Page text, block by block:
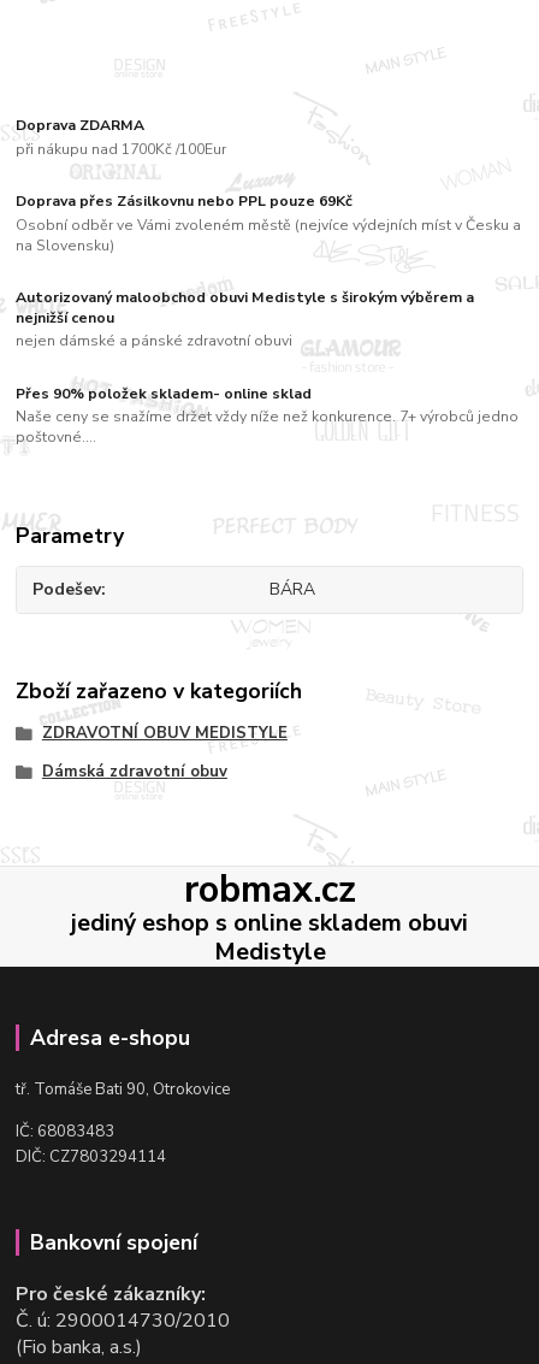
Doprava ZDARMA
při nákupu nad 1700Kč /100Eur
Doprava přes Zásilkovnu nebo PPL pouze 69Kč
Osobní odběr ve Vámi zvoleném městě (nejvíce výdejních míst v Česku a
na Slovensku)
Autorizovaný maloobchod obuvi Medistyle s širokým výběrem a
nejnižší cenou
nejen dámské a pánské zdravotní obuvi
Přes 90% položek skladem- online sklad
Naše ceny se snažíme držet vždy níže než konkurence. 7+ výrobců jedno
poštovné....
Parametry
Podešev BÁRA
Zboží zařazeno v kategoriích
ZDRAVOTNÍ OBUV MEDISTYLE
Dámská zdravotní obuv
robmax.cz
jediný eshop s online skladem obuvi
Medistyle
Adresa e-shopu
tř. Tomáše Bati 90, Otrokovice
IČ: 68083483
DIČ: CZ7803294114
Bankovní spojení
Pro české zákazníky:
Č. ú: 2900014730/2010
(Fio banka, a.s.)